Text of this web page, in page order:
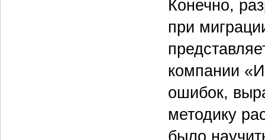
Конечно,
при
компании
ошибок,
методику
было